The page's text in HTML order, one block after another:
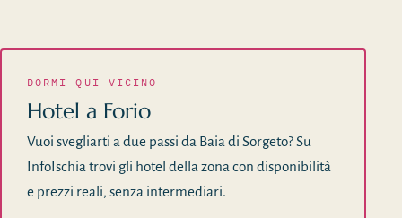
DORMI QUI VICINO
Hotel a Forio
Vuoi svegliarti a due passi da Baia di Sorgeto? Su
InfoIschia trovi gli hotel della zona con disponibilità
e prezzi reali, senza intermediari.